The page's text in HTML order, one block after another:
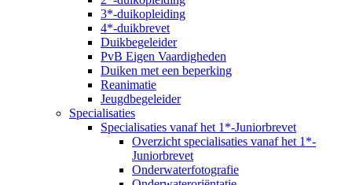
3*-duikopleiding
4*-duikbrevet
Duikbegeleider
PvB Eigen Vaardigheden
Duiken met een beperking
Reanimatie
Jeugdbegeleider
Specialisaties
Specialisaties vanaf het 1*-Juniorbrevet
Overzicht specialisaties vanaf het 1*-
Juniorbrevet
Onderwaterfotografie